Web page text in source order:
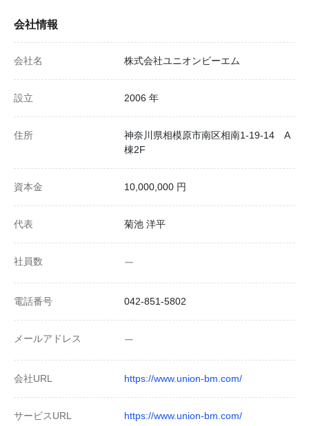
会社情報
会社名 株式会社ユニオンビーエム
設立 2006 年
住所
神奈川県相模原市南区相南1-19-14 A
棟2F
資本金 10,000,000 円
代表 菊池 洋平
社員数 ー
電話番号 042-851-5802
メールアドレス ー
会社URL https://www.union-bm.com/
サービスURL https://www.union-bm.com/